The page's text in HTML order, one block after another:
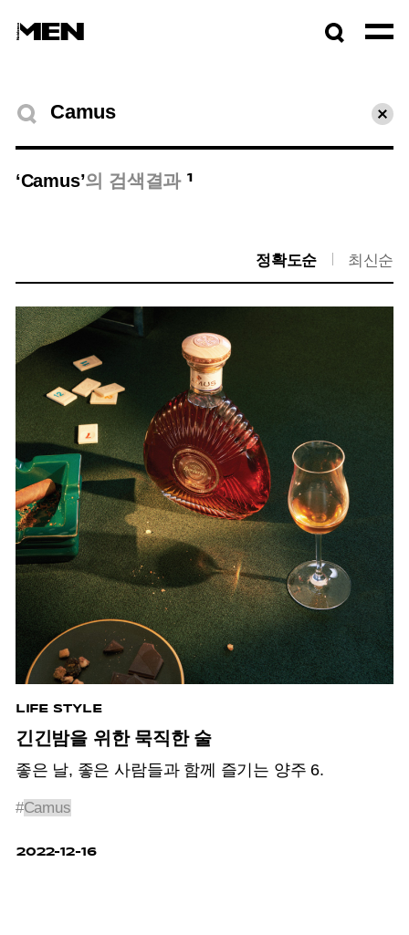
검색결과
초기
‘Camus’의 검색결과 1
정확도순 최신순
LIFE STYLE
긴긴밤을 위한 묵직한 술
좋은 날, 좋은 사람들과 함께 즐기는 양주 6.
#Camus
2022-12-16